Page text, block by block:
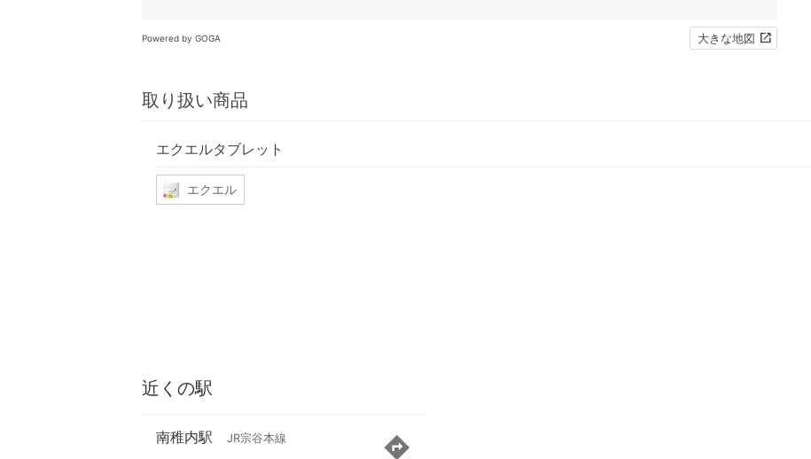
Powered by GOGA 大きな地図
取り扱い商品
エクエルタブレット
エクエル
近くの駅
南稚内駅 JR宗谷本線